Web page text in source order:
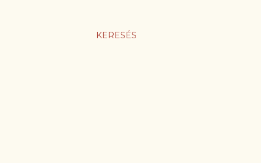
KERESÉS